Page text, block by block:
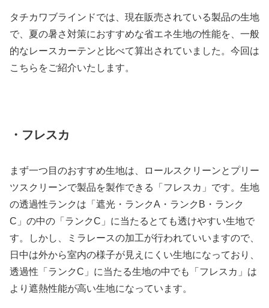
タチカワブラインドでは、現在販売されている製品の生地
で、夏の暑さ対策におすすめな省エネ生地の性能を、一般
的なレースカーテンと比べて算出されていました。今回は
こちらをご紹介いたします。
・フレスカ
まず一つ目のおすすめ生地は、ロールスクリーンとプリー
ツスクリーンで製品を製作できる「フレスカ」です。生地
の透過性ランクは「遮光・ランクA・ランクB・ランク
C」の中の「ランクC」に当たるとても透けやすい生地で
す。しかし、ミラレースの加工が行われていいますので、
日中は外から室内の様子が見えにくい生地になっており、
透過性「ランクC」に当たる生地の中でも「フレスカ」は
より遮熱性能が高い生地になっています。